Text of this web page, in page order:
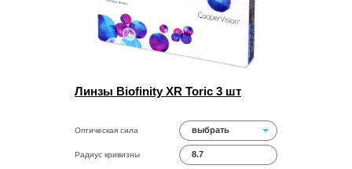
Линзы Biofinity XR Toric 3 шт
Оптическая сила выбрать
Радиус кривизны 8.7